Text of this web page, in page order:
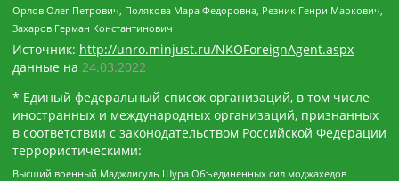
Орлов Олег Петрович, Полякова Мара Федоровна, Резник Генри Маркович,
Захаров Герман Константинович
Источник: http://unro.minjust.ru/NKOForeignAgent.aspx
данные на 24.03.2022
* Единый федеральный список организаций, в том числе
иностранных и международных организаций, признанных
в соответствии с законодательством Российской Федерации
террористическими:
Высший военный Маджлисуль Шура Объединенных сил моджахедов